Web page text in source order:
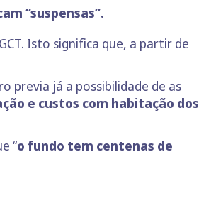
“suspensas”.
Isto significa que, a partir de
previa já a possibilidade de as
e custos com habitação dos
“o fundo tem centenas de